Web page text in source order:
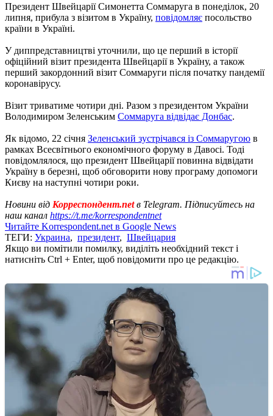
Президент Швейцарії Симонетта Соммаруга в понеділок, 20
липня, прибула з візитом в Україну, повідомляє посольство
країни в Україні.
У диппредставництві уточнили, що це перший в історії
офіційний візит президента Швейцарії в Україну, а також
перший закордонний візит Соммаруги після початку пандемії
коронавірусу.
Візит триватиме чотири дні. Разом з президентом України
Володимиром Зеленським Соммаруга відвідає Донбас.
Як відомо, 22 січня Зеленський зустрічався із Соммаругою в
рамках Всесвітнього економічного форуму в Давосі. Тоді
повідомлялося, що президент Швейцарії повинна відвідати
Україну в березні, щоб обговорити нову програму допомоги
Києву на наступні чотири роки.
Новини від Корреспондент.netв Telegram. Підписуйтесь на
наш канал https://t.me/korrespondentnet
Читайте Korrespondent.net в Google News
ТЕГИ: Украина, президент, Швейцария
Якщо ви помітили помилку, виділіть необхідний текст і
натисніть Ctrl + Enter, щоб повідомити про це редакцію.